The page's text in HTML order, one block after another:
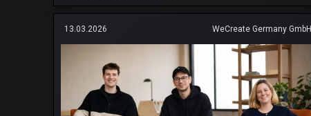
13.03.2026 WeCreate Germany GmbH